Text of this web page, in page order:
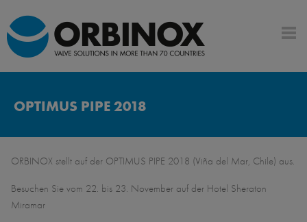
OPTIMUS PIPE 2018
ORBINOX stellt auf der OPTIMUS PIPE 2018 (Viña del Mar, Chile) aus.
Besuchen Sie vom 22. bis 23. November auf der Hotel Sheraton
Miramar